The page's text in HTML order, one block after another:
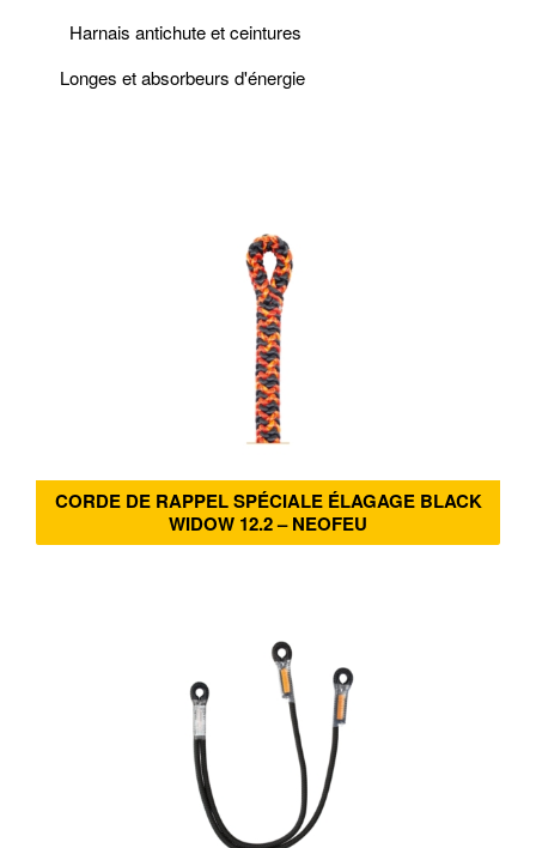
Harnais antichute et ceintures
Longes et absorbeurs d'énergie
CORDE DE RAPPEL SPÉCIALE ÉLAGAGE BLACK
WIDOW 12.2 – NEOFEU